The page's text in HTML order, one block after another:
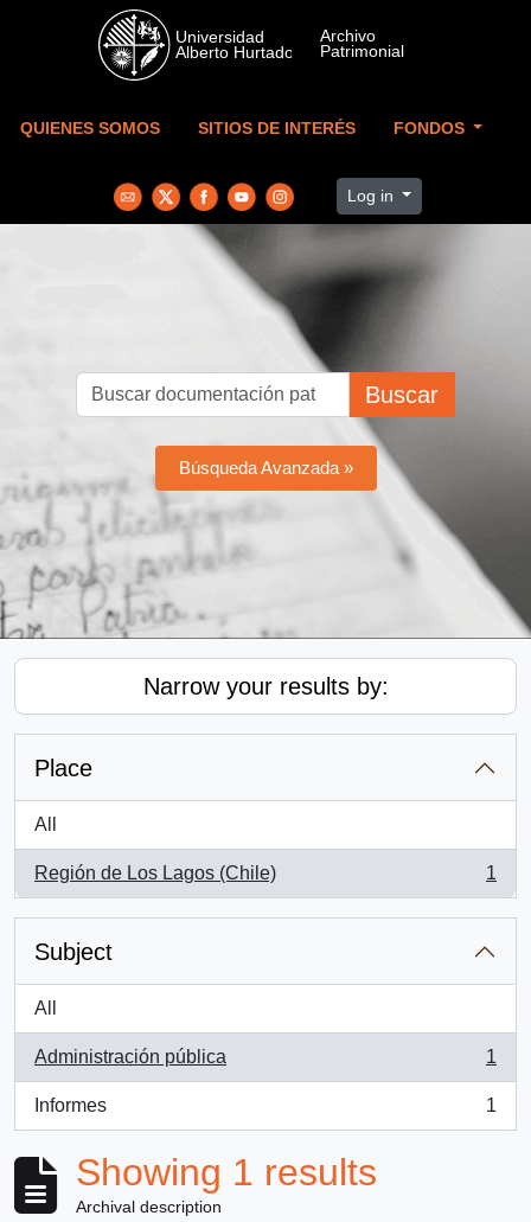
Skip to main content
QUIENES SOMOS SITIOS DE INTERÉS FONDOS
Log in
Buscar
Búsqueda Avanzada »
Narrow your results by:
Place
All
Región de Los Lagos (Chile)
, 1 results
1
Subject
All
Administración pública
, 1 results
1
Informes
, 1 results
1
Showing 1 results
Archival description